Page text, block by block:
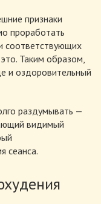
признаки
проработать
соответствующих
Таким образом,
и оздоровительный
раздумывать —
видимый
сеанса.